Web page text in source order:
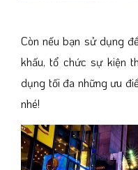
Còn nếu bạn sử dụng
khấu, tổ chức sự kiện
dụng tối đa những ưu
nhé!